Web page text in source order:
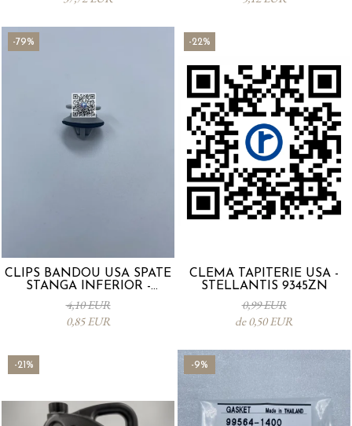
-79%
CLIPS BANDOU USA SPATE
STANGA INFERIOR -
KD5351SJ3A
4,10 EUR
0,85 EUR
-22%
CLEMA TAPITERIE USA -
STELLANTIS 9345ZN
0,99 EUR
de 0,50 EUR
-21% -9%